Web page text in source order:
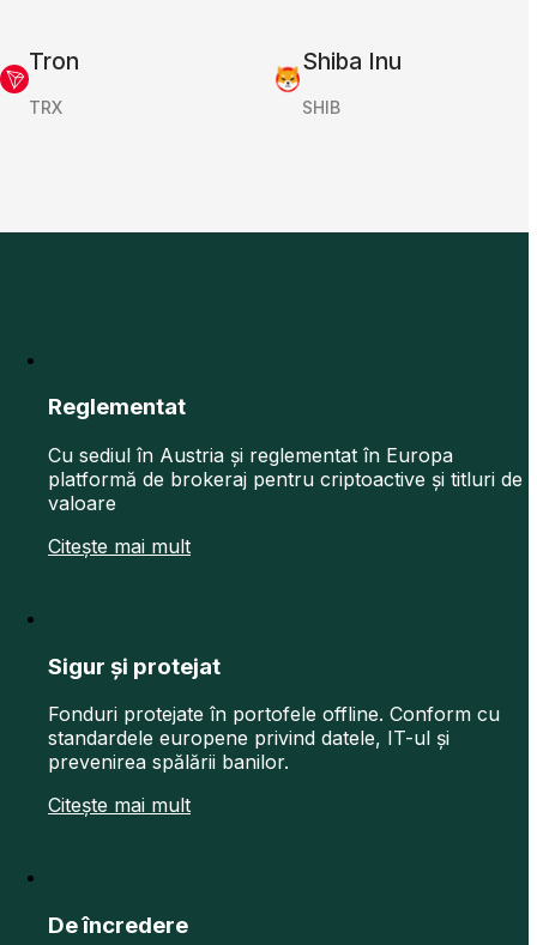
Tron
TRX
Shiba Inu
SHIB
Reglementat
Cu sediul în Austria și reglementat în Europa
platformă de brokeraj pentru criptoactive și titluri de
valoare
Citește mai mult
Sigur și protejat
Fonduri protejate în portofele offline. Conform cu
standardele europene privind datele, IT-ul și
prevenirea spălării banilor.
Citește mai mult
De încredere